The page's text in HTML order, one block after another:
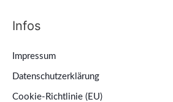
Infos
Impressum
Datenschutzerklärung
Cookie-Richtlinie (EU)